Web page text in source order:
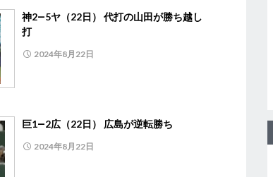
神2―5ヤ（22日） 代打の山田が勝ち越し
打
2024年8月22日
巨1―2広（22日） 広島が逆転勝ち
2024年8月22日